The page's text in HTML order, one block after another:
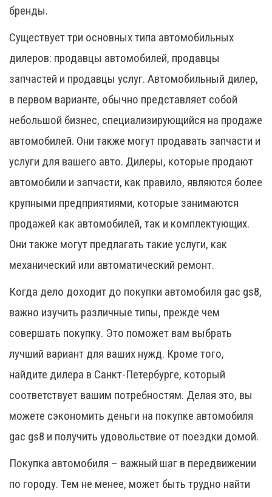
бренды.
Существует три основных типа автомобильных
дилеров: продавцы автомобилей, продавцы
запчастей и продавцы услуг. Автомобильный дилер,
в первом варианте, обычно представляет собой
небольшой бизнес, специализирующийся на продаже
автомобилей. Они также могут продавать запчасти и
услуги для вашего авто. Дилеры, которые продают
автомобили и запчасти, как правило, являются более
крупными предприятиями, которые занимаются
продажей как автомобилей, так и комплектующих.
Они также могут предлагать такие услуги, как
механический или автоматический ремонт.
Когда дело доходит до покупки автомобиля gac gs8,
важно изучить различные типы, прежде чем
совершать покупку. Это поможет вам выбрать
лучший вариант для ваших нужд. Кроме того,
найдите дилера в Санкт-Петербурге, который
соответствует вашим потребностям. Делая это, вы
можете сэкономить деньги на покупке автомобиля
gac gs8 и получить удовольствие от поездки домой.
Покупка автомобиля – важный шаг в передвижении
по городу. Тем не менее, может быть трудно найти